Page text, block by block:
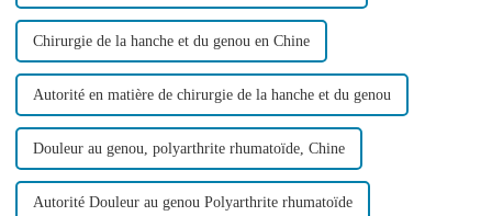
Chirurgie de la hanche et du genou en Chine
Autorité en matière de chirurgie de la hanche et du genou
Douleur au genou, polyarthrite rhumatoïde, Chine
Autorité Douleur au genou Polyarthrite rhumatoïde